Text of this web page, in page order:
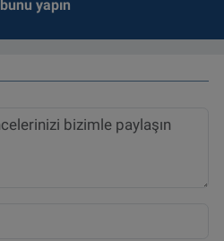
bunu yapın